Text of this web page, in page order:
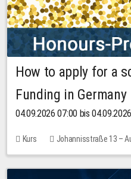
How to apply for a
Funding in Germany
04.09.2026 07:00 bis
Kurs
Johannisstraße 13 –
Keine freien Plätze